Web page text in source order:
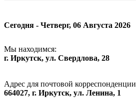
Сегодня - Четверг, 06 Августа 2026
Мы находимся:
г. Иркутск, ул. Свердлова, 28
Адрес для почтовой корреспонденции
664027, г. Иркутск, ул. Ленина, 1